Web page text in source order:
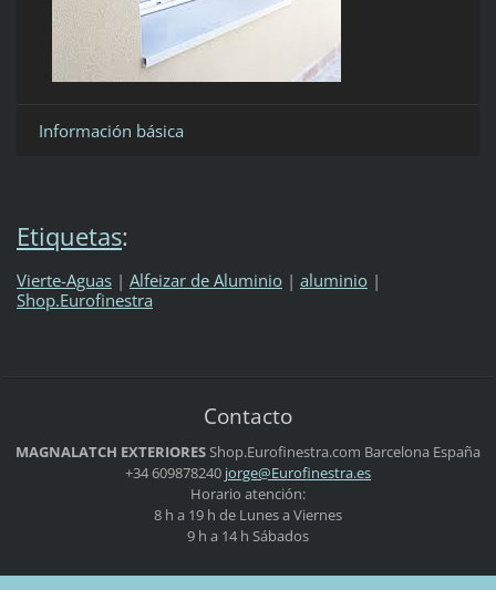
Información básica
Etiquetas:
Vierte-Aguas | Alfeizar de Aluminio | aluminio |
Shop.Eurofinestra
Contacto
MAGNALATCH EXTERIORESShop.Eurofinestra.com Barcelona España
+34 609878240 jorge@Eurofinestra.es
Horario atención:
8 h a 19 h de Lunes a Viernes
9 h a 14 h Sábados